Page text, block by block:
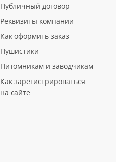
Публичный договор
Реквизиты компании
Как оформить заказ
Пушистики
Питомникам и заводчикам
Как зарегистрироваться
на сайте